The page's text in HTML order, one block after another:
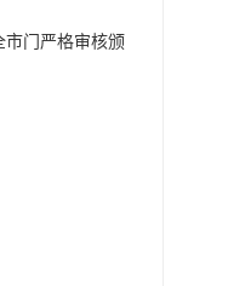
市门严格审核颁